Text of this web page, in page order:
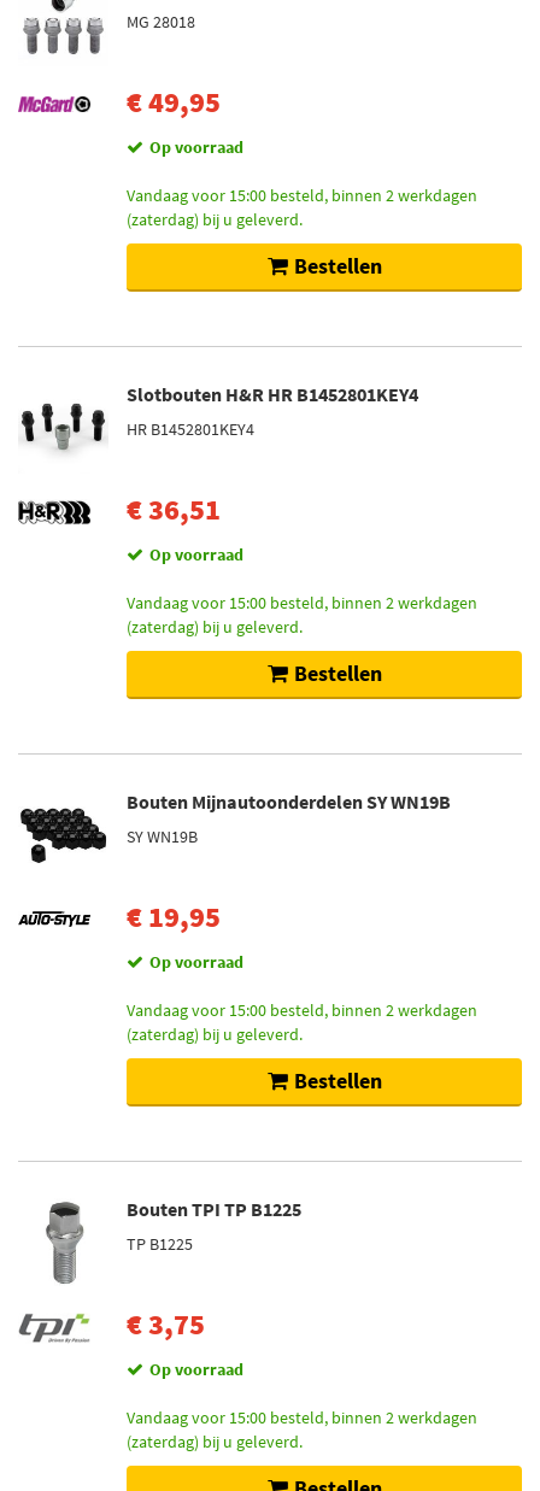
MG 28018
€ 49,95
Op voorraad
Vandaag voor 15:00 besteld, binnen 2 werkdagen
(zaterdag) bij u geleverd.
Bestellen
Slotbouten H&R HR B1452801KEY4
HR B1452801KEY4
€ 36,51
Op voorraad
Vandaag voor 15:00 besteld, binnen 2 werkdagen
(zaterdag) bij u geleverd.
Bestellen
Bouten Mijnautoonderdelen SY WN19B
SY WN19B
€ 19,95
Op voorraad
Vandaag voor 15:00 besteld, binnen 2 werkdagen
(zaterdag) bij u geleverd.
Bestellen
Bouten TPI TP B1225
TP B1225
€ 3,75
Op voorraad
Vandaag voor 15:00 besteld, binnen 2 werkdagen
(zaterdag) bij u geleverd.